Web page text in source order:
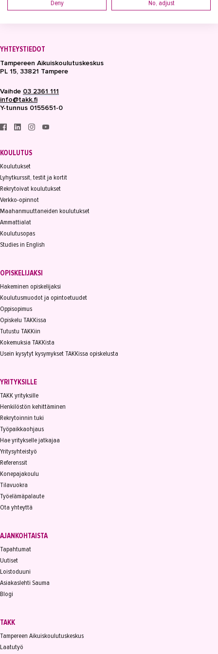
YHTEYSTIEDOT
Tampereen Aikuiskoulutuskeskus
PL 15, 33821 Tampere
Vaihde 03 2361 111
info@takk.fi
Y-tunnus 0155651-0
KOULUTUS
Koulutukset
Lyhytkurssit, testit ja kortit
Rekrytoivat koulutukset
Verkko-opinnot
Maahanmuuttaneiden koulutukset
Ammattialat
Koulutusopas
Studies in English
OPISKELIJAKSI
Hakeminen opiskelijaksi
Koulutusmuodot ja opintoetuudet
Oppisopimus
Opiskelu TAKKissa
Tutustu TAKKiin
Kokemuksia TAKKista
Usein kysytyt kysymykset TAKKissa opiskelusta
YRITYKSILLE
TAKK yrityksille
Henkilöstön kehittäminen
Rekrytoinnin tuki
Työpaikkaohjaus
Hae yritykselle jatkajaa
Yritysyhteistyö
Referenssit
Konepajakoulu
Tilavuokra
Työelämäpalaute
Ota yhteyttä
AJANKOHTAISTA
Tapahtumat
Uutiset
Loistoduuni
Asiakaslehti Sauma
Blogi
TAKK
Tampereen Aikuiskoulutuskeskus
Laatutyö
Deny No, adjust